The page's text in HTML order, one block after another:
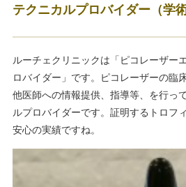
テクニカルプロバイダー（学
ルーチェクリニックは「ピコレーザー
ロバイダー」です。ピコレーザーの臨
他医師への情報提供、指導等、を行っ
ルプロバイダーです。証明するトロフ
安心の実績ですね。